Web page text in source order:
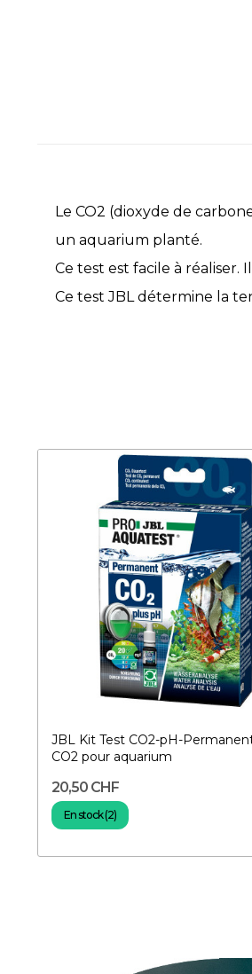
Le CO2 (dioxyde de
un aquarium planté.
Ce test est facile à
Ce test JBL détermine la
JBL Kit Test CO2-pH-
CO2 pour aquarium
20,50 CHF
En stock (2)